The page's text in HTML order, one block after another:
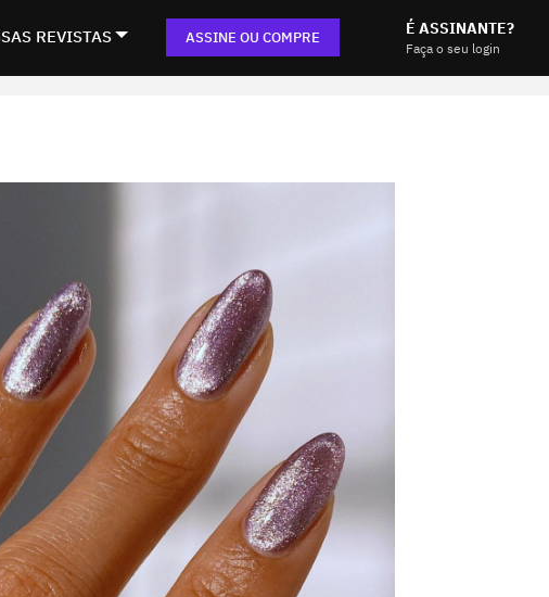
REVISTAS ASSINE OU COMPRE É ASSINANTE?
Faça o seu login